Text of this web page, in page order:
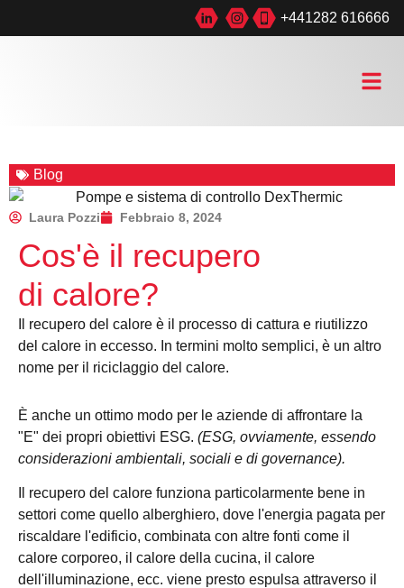
+441282 616666
Blog
Laura Pozzi Febbraio 8, 2024
Cos'è il recupero
di calore?
Il recupero del calore è il processo di cattura e riutilizzo
del calore in eccesso. In termini molto semplici, è un altro
nome per il riciclaggio del calore.
È anche un ottimo modo per le aziende di affrontare la
"E" dei propri obiettivi ESG. (ESG, ovviamente, essendo
considerazioni ambientali, sociali e di governance).
Il recupero del calore funziona particolarmente bene in
settori come quello alberghiero, dove l'energia pagata per
riscaldare l'edificio, combinata con altre fonti come il
calore corporeo, il calore della cucina, il calore
dell'illuminazione, ecc. viene presto espulsa attraverso il